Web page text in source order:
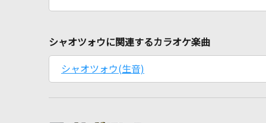
シャオツォウに関連するカラオケ楽曲
シャオツォウ(生音)